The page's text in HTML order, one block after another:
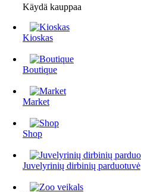
Käydä kauppaa
Kioskas
Boutique
Market
Shop
Juvelyrinių dirbinių parduotuvė